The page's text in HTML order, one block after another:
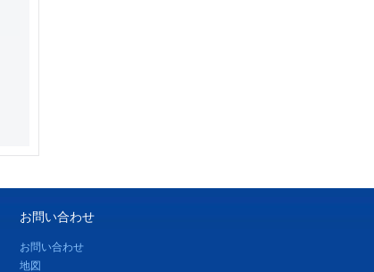
お問い合わせ
お問い合わせ
地図